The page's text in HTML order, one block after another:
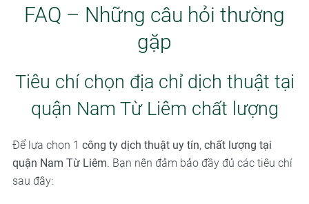
FAQ – Những câu hỏi thường
gặp
Tiêu chí chọn địa chỉ dịch thuật tại
quận Nam Từ Liêm chất lượng
Để lựa chọn 1 công ty dịch thuật uy tín, chất lượng tại
quận Nam Từ Liêm. Bạn nên đảm bảo đầy đủ các tiêu chí
sau đây: